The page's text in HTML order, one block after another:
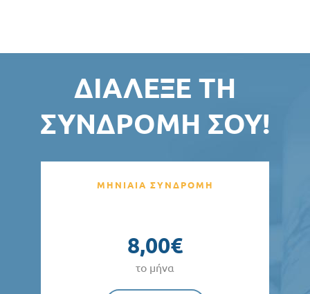
ΔΙΆΛΕΞΕ ΤΗ
ΣΥΝΔΡΟΜΉ ΣΟΥ!
ΜΗΝΙΑΙΑ ΣΥΝΔΡΟΜΗ
8,00€
το μήνα